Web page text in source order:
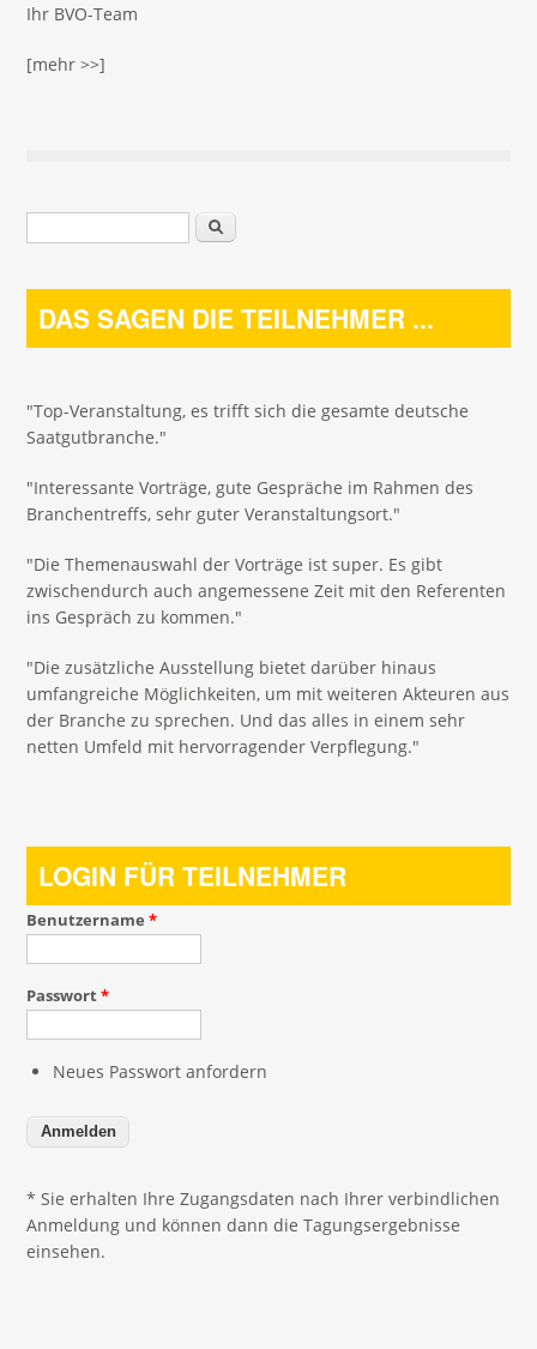
Ihr BVO-Team
[mehr >>]
Suchformular Suche
DAS SAGEN DIE TEILNEHMER ...
"Top-Veranstaltung, es trifft sich die gesamte deutsche
Saatgutbranche."
"Interessante Vorträge, gute Gespräche im Rahmen des
Branchentreffs, sehr guter Veranstaltungsort."
"Die Themenauswahl der Vorträge ist super. Es gibt
zwischendurch auch angemessene Zeit mit den Referenten
ins Gespräch zu kommen."
"Die zusätzliche Ausstellung bietet darüber hinaus
umfangreiche Möglichkeiten, um mit weiteren Akteuren aus
der Branche zu sprechen. Und das alles in einem sehr
netten Umfeld mit hervorragender Verpflegung."
LOGIN FÜR TEILNEHMER
Benutzername*
Passwort*
Neues Passwort anfordern
* Sie erhalten Ihre Zugangsdaten nach Ihrer verbindlichen
Anmeldung und können dann die Tagungsergebnisse
einsehen.